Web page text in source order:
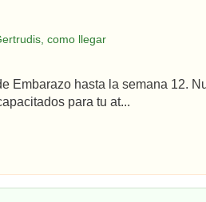
como llegar
Embarazo hasta la semana 12.
para tu at...